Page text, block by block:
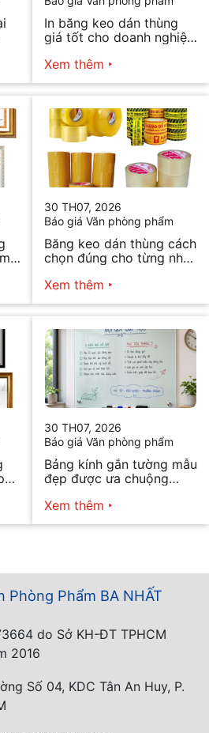
In băng keo dán thùng
giá tốt cho doanh nghiệp
Xem thêm
30 TH07, 2026
Báo giá Văn phòng phẩm
Băng keo dán thùng cách
chọn đúng cho từng nhu
Xem thêm
30 TH07, 2026
Báo giá Văn phòng phẩm
Bảng kính gắn tường mẫu
đẹp được ưa chuộng
Xem thêm
Phòng Phẩm BA NHẤT
do Sở KH-ĐT TPHCM
2016
Số 04, KDC Tân An Huy, P.